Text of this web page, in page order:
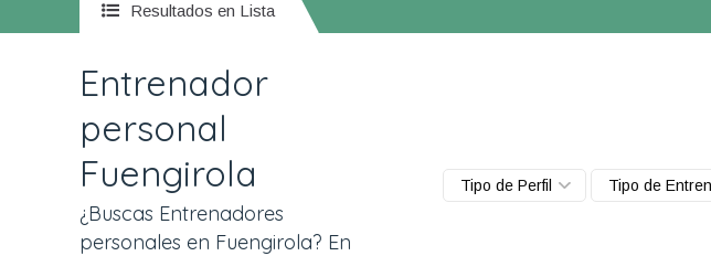
Resultados en Lista
Entrenador
personal
Fuengirola
¿Buscas Entrenadores
personales en Fuengirola? En
Tipo de Perfil